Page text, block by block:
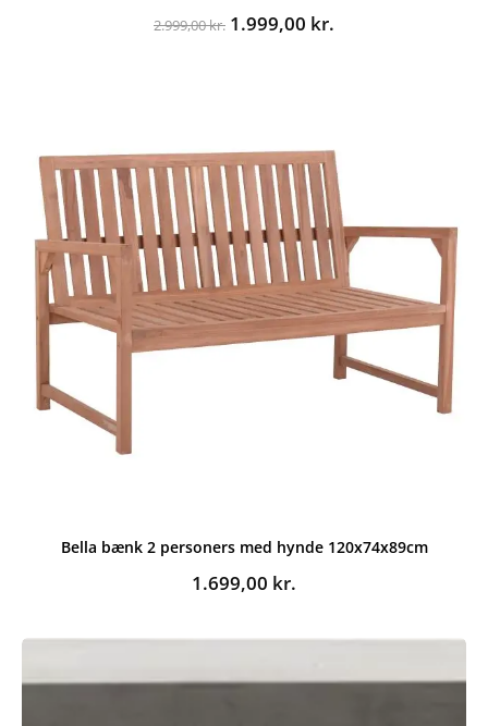
2.999,00kr. Den
1.999,00 kr.
Bella bænk 2 personers med hynde 120x74x89cm
1.699,00 kr.